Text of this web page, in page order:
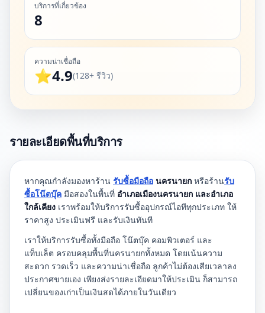
บริการที่เกี่ยวข้อง
8
ความน่าเชื่อถือ
⭐4.9(128+ รีวิว)
รายละเอียดพื้นที่บริการ
หากคุณกำลังมองหาร้าน รับซื้อมือถือ นครนายก หรือร้านรับ
ซื้อโน๊ตบุ๊ค มือสองในพื้นที่ อำเภอเมืองนครนายก และอำเภอ
ใกล้เคียง เราพร้อมให้บริการรับซื้ออุปกรณ์ไอทีทุกประเภท ให้
ราคาสูง ประเมินฟรี และรับเงินทันที
เราให้บริการรับซื้อทั้งมือถือ โน๊ตบุ๊ค คอมพิวเตอร์ และ
แท็บเล็ต ครอบคลุมพื้นที่นครนายกทั้งหมด โดยเน้นความ
สะดวก รวดเร็ว และความน่าเชื่อถือ ลูกค้าไม่ต้องเสียเวลาลง
ประกาศขายเอง เพียงส่งรายละเอียดมาให้ประเมิน ก็สามารถ
เปลี่ยนของเก่าเป็นเงินสดได้ภายในวันเดียว